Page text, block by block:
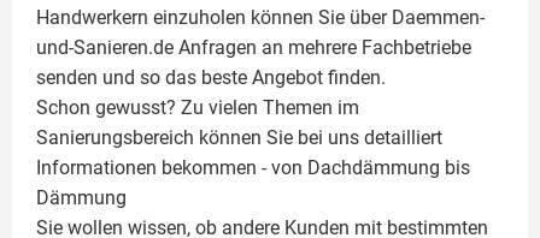
Handwerkern einzuholen können Sie über Daemmen-
und-Sanieren.de Anfragen an mehrere Fachbetriebe
senden und so das beste Angebot finden.
Schon gewusst? Zu vielen Themen im
Sanierungsbereich können Sie bei uns detailliert
Informationen bekommen - von Dachdämmung bis
Dämmung
Sie wollen wissen, ob andere Kunden mit bestimmten